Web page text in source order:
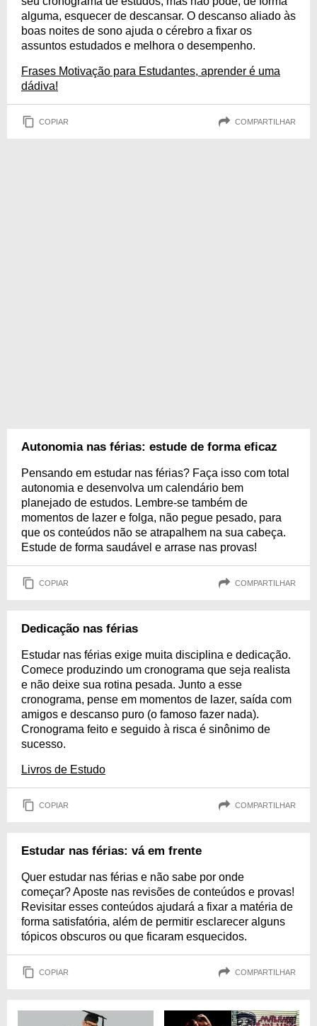
alguma, esquecer de descansar. O descanso aliado às
boas noites de sono ajuda o cérebro a fixar os
assuntos estudados e melhora o desempenho.
Frases Motivação para Estudantes, aprender é uma
dádiva!
COPIAR COMPARTILHAR
Autonomia nas férias: estude de forma eficaz
Pensando em estudar nas férias? Faça isso com total
autonomia e desenvolva um calendário bem
planejado de estudos. Lembre-se também de
momentos de lazer e folga, não pegue pesado, para
que os conteúdos não se atrapalhem na sua cabeça.
Estude de forma saudável e arrase nas provas!
COPIAR COMPARTILHAR
Dedicação nas férias
Estudar nas férias exige muita disciplina e dedicação.
Comece produzindo um cronograma que seja realista
e não deixe sua rotina pesada. Junto a esse
cronograma, pense em momentos de lazer, saída com
amigos e descanso puro (o famoso fazer nada).
Cronograma feito e seguido à risca é sinônimo de
sucesso.
Livros de Estudo
COPIAR COMPARTILHAR
Estudar nas férias: vá em frente
Quer estudar nas férias e não sabe por onde
começar? Aposte nas revisões de conteúdos e provas!
Revisitar esses conteúdos ajudará a fixar a matéria de
forma satisfatória, além de permitir esclarecer alguns
tópicos obscuros ou que ficaram esquecidos.
COPIAR COMPARTILHAR